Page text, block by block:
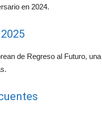
en 2024.
de Regreso al Futuro,